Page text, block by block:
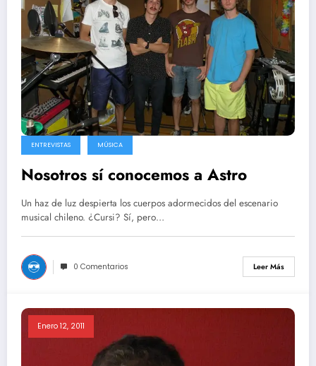
ENTREVISTAS MÚSICA
Nosotros sí conocemos a Astro
Un haz de luz despierta los cuerpos adormecidos del escenario
musical chileno. ¿Cursi? Sí, pero…
0 Comentarios Leer Más
Enero 12, 2011